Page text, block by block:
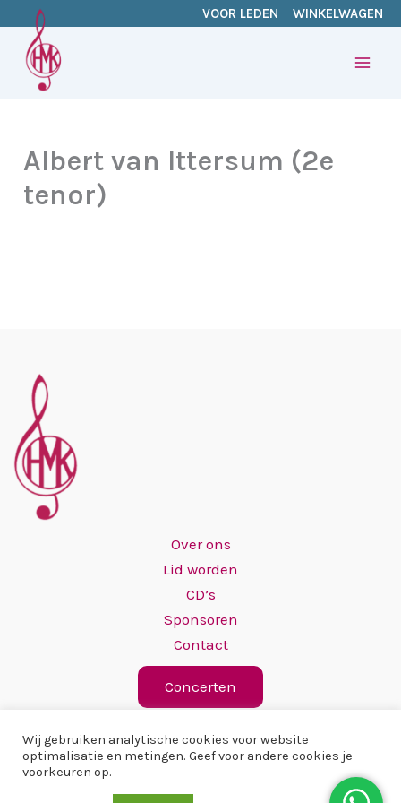
inhoud
VOOR LEDEN WINKELWAGEN
Albert van Ittersum (2e
tenor)
Over ons
Lid worden
CD’s
Sponsoren
Contact
Concerten
Copyright © 2026 Hervormd Mannenkoor
Wij gebruiken analytische cookies voor website
optimalisatie en metingen. Geef voor andere cookies je
voorkeuren op.